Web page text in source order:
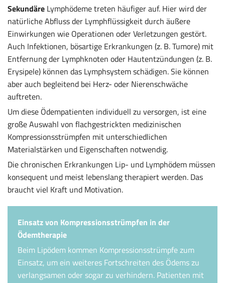
Sekundäre Lymphödeme treten häufiger auf. Hier wird der
natürliche Abfluss der Lymphflüssigkeit durch äußere
Einwirkungen wie Operationen oder Verletzungen gestört.
Auch Infektionen, bösartige Erkrankungen (z. B. Tumore) mit
Entfernung der Lymphknoten oder Hautentzündungen (z. B.
Erysipele) können das Lymphsystem schädigen. Sie können
aber auch begleitend bei Herz- oder Nierenschwäche
auftreten.
Um diese Ödempatienten individuell zu versorgen, ist eine
große Auswahl von flachgestrickten medizinischen
Kompressionsstrümpfen mit unterschiedlichen
Materialstärken und Eigenschaften notwendig.
Die chronischen Erkrankungen Lip- und Lymphödem müssen
konsequent und meist lebenslang therapiert werden. Das
braucht viel Kraft und Motivation.
Einsatz von Kompressionsstrümpfen in der
Ödemtherapie
Beim Lipödem kommen Kompressionsstrümpfe zum
Einsatz, um ein weiteres Fortschreiten des Ödems zu
verlangsamen oder sogar zu verhindern. Patienten mit